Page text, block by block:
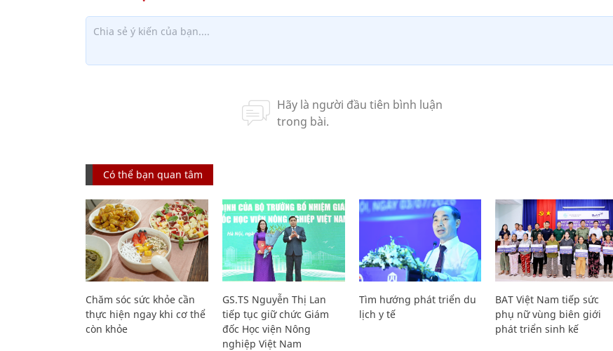
Có thể bạn quan tâm
Chăm sóc sức khỏe cần
thực hiện ngay khi cơ thể
còn khỏe
GS.TS Nguyễn Thị Lan
tiếp tục giữ chức Giám
đốc Học viện Nông
nghiệp Việt Nam
Tìm hướng phát triển du
lịch y tế
BAT Việt Nam tiếp sức
phụ nữ vùng biên giới
phát triển sinh kế